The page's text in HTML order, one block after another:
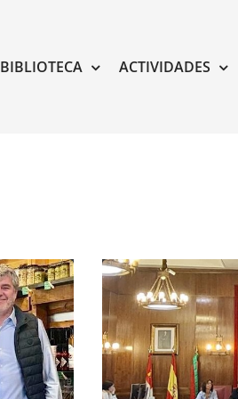
BIBLIOTECA ACTIVIDADES